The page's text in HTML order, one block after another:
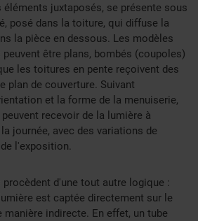
juxtaposés, se présente sous
posé dans la toiture, qui diffuse la
la pièce en dessous. Les modèles
peuvent être plans, bombés (coupoles)
les toitures en pente reçoivent des
plan de couverture. Suivant
et la forme de la menuiserie,
recevoir de la lumière à
journée, avec des variations de
l'exposition.
procèdent d'une tout autre logique :
est captée directement sur le
indirecte. En effet, un tube